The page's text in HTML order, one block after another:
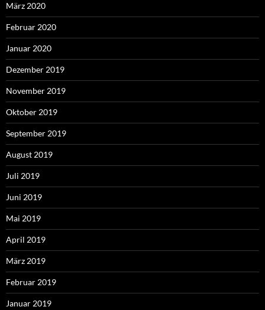
März 2020
Februar 2020
Januar 2020
Dezember 2019
November 2019
Oktober 2019
September 2019
August 2019
Juli 2019
Juni 2019
Mai 2019
April 2019
März 2019
Februar 2019
Januar 2019